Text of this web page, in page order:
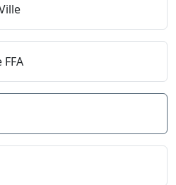
FFA